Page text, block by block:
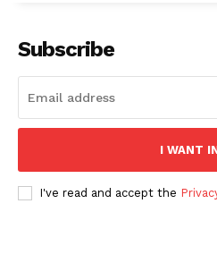
Subscribe
I WANT
I've read and accept the